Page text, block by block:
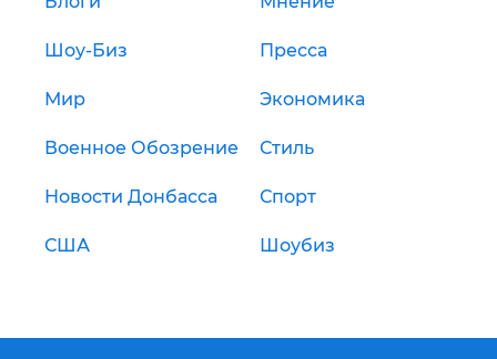
Шоу-Биз Пресса
Мир Экономика
Военное Обозрение Стиль
Новости Донбасса Спорт
США Шоубиз